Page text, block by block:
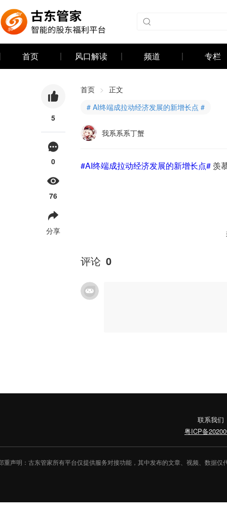
首页 风口解读 频道 专栏
5
0
76
分享
首页 > 正文
# AI终端成拉动经济发展的新增长点 #
我系系系丁蟹
#AI终端成拉动经济发展的新增长点# 羡
评论 0
联系我们
粤ICP备
重声明：古东管家所有平台仅提供服务对接功能，其中发布的文章、视频、数据